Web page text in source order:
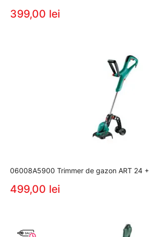
399,00 lei
06008A5900 Trimmer de gazon ART 24 +
499,00 lei